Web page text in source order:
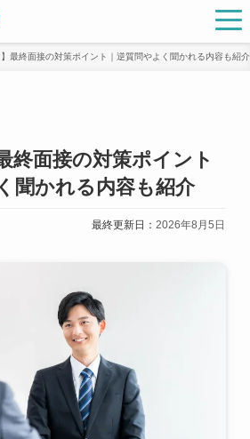
】最終面接の対策ポイント｜逆質問やよく聞かれる内容も紹介
終面接の対策ポイント
聞かれる内容も紹介
最終更新日：2026年8月5日